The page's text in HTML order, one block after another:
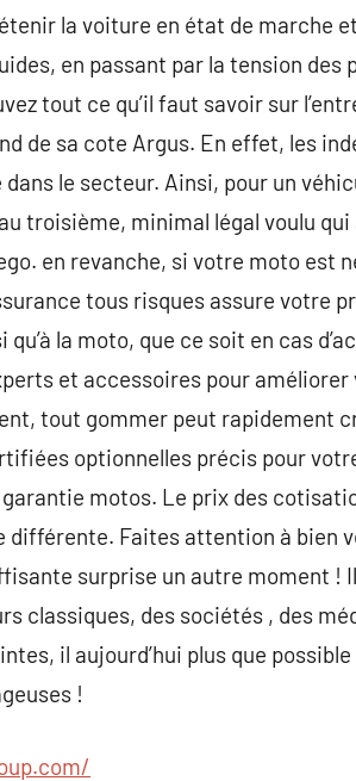
la voiture en état de marche
en passant par la tension des
tout ce qu’il faut savoir sur
de sa cote Argus. En effet, les
le secteur. Ainsi, pour un
troisième, minimal légal voulu qui
en revanche, si votre moto est
tous risques assure votre
la moto, que ce soit en cas
et accessoires pour
tout gommer peut rapidement
optionnelles précis pour
motos. Le prix des
différente. Faites attention à bien
surprise un autre moment !
classiques, des sociétés , des
il aujourd’hui plus que
!